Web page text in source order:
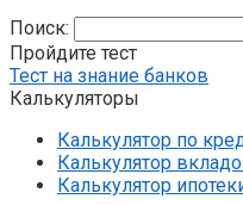
Поиск:
Пройдите тест
Тест на знание банков
Калькуляторы
Калькулятор по
Калькулятор
Калькулятор